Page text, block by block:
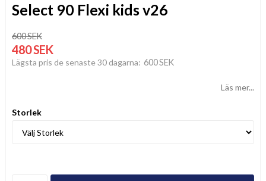
Select 90 Flexi kids v26
600 SEK
480 SEK
Lägsta pris de senaste 30 dagarna 600 SEK
Läs mer...
Storlek